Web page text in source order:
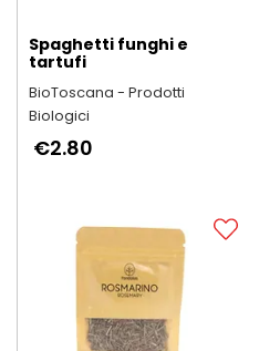
Spaghetti funghi e
tartufi
BioToscana - Prodotti
Biologici
€2.80